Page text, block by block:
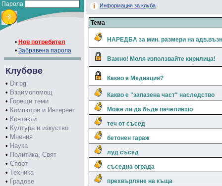
Парола
• Нов потребител
• Забравена парола
Клубове
• Dir.bg
• Взаимопомощ
• Горещи теми
• Компютри и Интернет
• Контакти
• Култура и изкуство
• Мнения
• Наука
• Политика, Свят
• Спорт
• Техника
• Градове
Информация за клуба
Тема
НАРЕДБА за мин. размери на
Важно! Моля използвайте кирилица!
Какво е Медиация?
Какво е "запазена част" наследство
Може ли да бъде печелившо
теч от съсед
бетонен гараж
луд съсед
съседна ограда
прехвърляне на къща